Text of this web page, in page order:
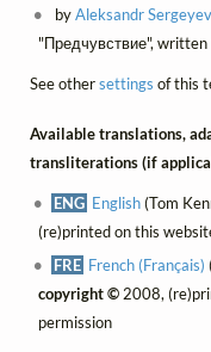
byAleksandr
"Предчувствие",
See othersettings of this
Available translations,
transliterations (if
ENG English(Tom
(re)printed on this
FRE French (Français)
copyright ©2008,
permission